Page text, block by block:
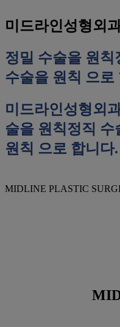
미드라인성형외
정밀 수술을 원칙
수술을 원칙 으로
미드라인성형외
술을 원칙 정직 수
원칙 으로 합니다.
MIDLINE PLASTIC